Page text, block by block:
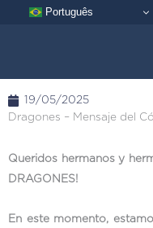
Português
19/05/2025
Dragones – Mensaje del
Queridos hermanos y
DRAGONES!
En este momento,